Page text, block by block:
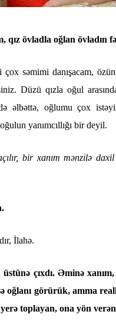
qız övladla oğlan övladın
səmimi danışacam,
Düzü qızla oğul
əlbəttə, oğlumu çox
yanımcıllığı bir deyil.
bir xanım mənzilə
İlahə.
çıxdı. Əminə xanım,
oğlanı görürük, amma
toplayan, ona yön verən